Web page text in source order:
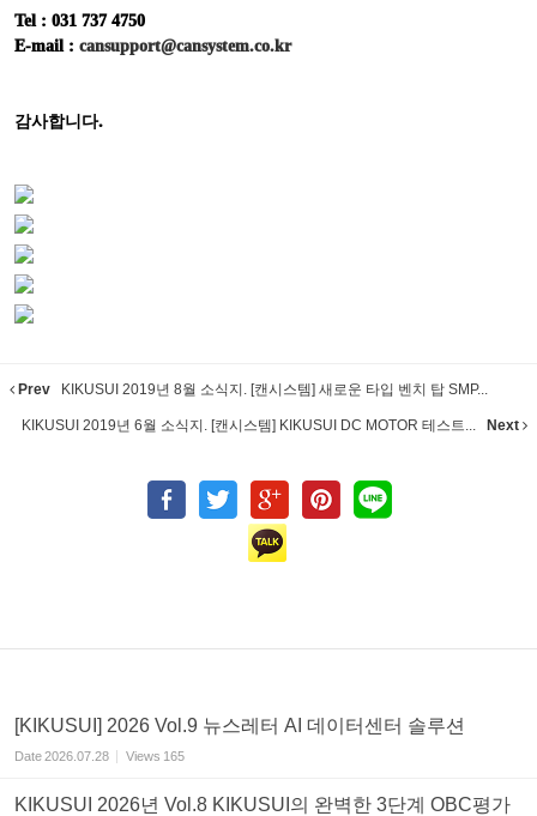
Tel : 031 737 4750
E-mail : cansupport@cansystem.co.kr
감사합니다.
Prev KIKUSUI 2019년 8월 소식지. [캔시스템] 새로운 타입 벤치 탑 SMP...
KIKUSUI 2019년 6월 소식지. [캔시스템] KIKUSUI DC MOTOR 테스트... Next
[KIKUSUI] 2026 Vol.9 뉴스레터 AI 데이터센터 솔루션
Date2026.07.28 Views 165
KIKUSUI 2026년 Vol.8 KIKUSUI의 완벽한 3단계 OBC평가